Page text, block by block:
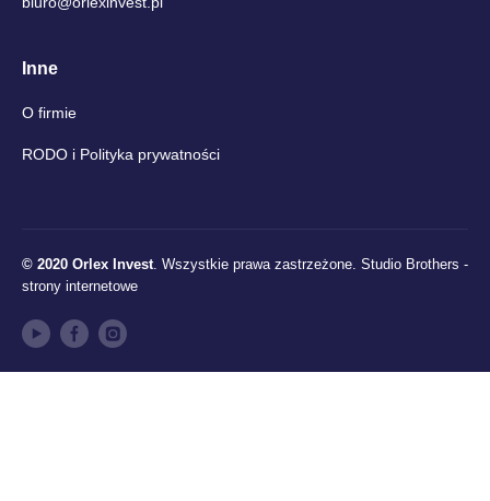
Inne
O firmie
RODO i Polityka prywatności
© 2020 Orlex Invest. Wszystkie prawa zastrzeżone. Studio Brothers -
strony internetowe